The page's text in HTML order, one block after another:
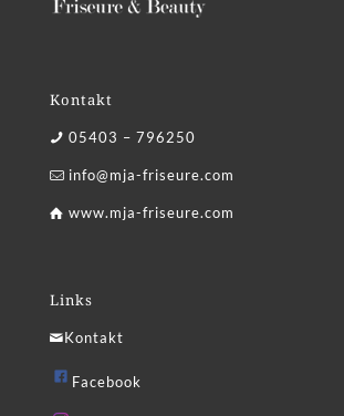
Kontakt
05403 – 796250
info@mja-friseure.com
www.mja-friseure.com
Links
Kontakt
Facebook